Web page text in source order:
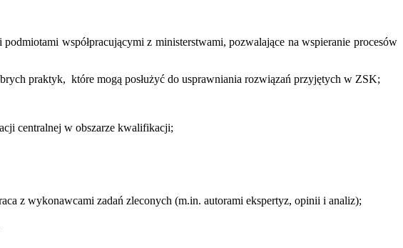
współpracującymi z ministerstwami, pozwalające na wspieranie procesów
praktyk, które mogą posłużyć do usprawniania rozwiązań przyjętych w ZSK;
centralnej w obszarze kwalifikacji;
z wykonawcami zadań zleconych (m.in. autorami ekspertyz, opinii i analiz);